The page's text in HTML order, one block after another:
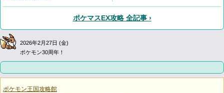
ポケマスEX攻略 全記事 ›
2026年2月27日 (金)
ポケモン30周年！
ポケモン王国攻略館